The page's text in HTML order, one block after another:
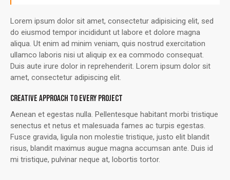
Lorem ipsum dolor sit amet, consectetur adipisicing elit, sed
do eiusmod tempor incididunt ut labore et dolore magna
aliqua. Ut enim ad minim veniam, quis nostrud exercitation
ullamco laboris nisi ut aliquip ex ea commodo consequat.
Duis aute irure dolor in reprehenderit. Lorem ipsum dolor sit
amet, consectetur adipiscing elit.
CREATIVE APPROACH TO EVERY PROJECT
Aenean et egestas nulla. Pellentesque habitant morbi tristique
senectus et netus et malesuada fames ac turpis egestas.
Fusce gravida, ligula non molestie tristique, justo elit blandit
risus, blandit maximus augue magna accumsan ante. Duis id
mi tristique, pulvinar neque at, lobortis tortor.